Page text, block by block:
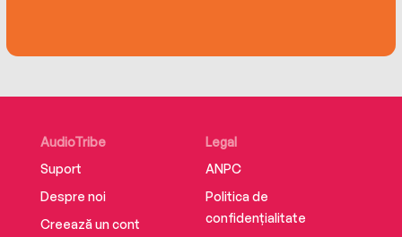
AudioTribe
Suport
Despre noi
Creează un cont
Legal
ANPC
Politica de
confidențialitate